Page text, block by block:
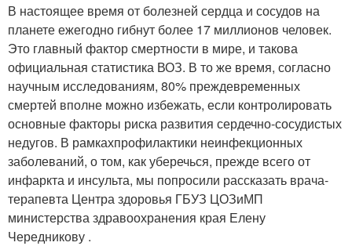
В настоящее время от болезней сердца и сосудов на
планете ежегодно гибнут более 17 миллионов человек.
Это главный фактор смертности в мире, и такова
официальная статистика ВОЗ. В то же время, согласно
научным исследованиям, 80% преждевременных
смертей вполне можно избежать, если контролировать
основные факторы риска развития сердечно-сосудистых
недугов. В рамкахпрофилактики неинфекционных
заболеваний, о том, как уберечься, прежде всего от
инфаркта и инсульта, мы попросили рассказать врача-
терапевта Центра здоровья ГБУЗ ЦОЗиМП
министерства здравоохранения края Елену
Чередникову .